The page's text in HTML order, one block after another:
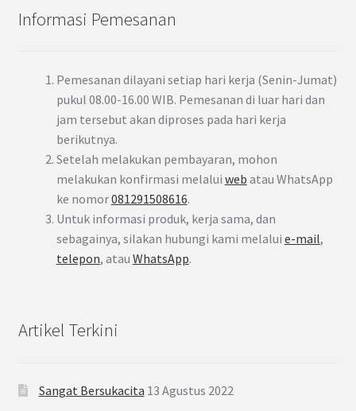
Informasi Pemesanan
Pemesanan dilayani setiap hari kerja (Senin-Jumat)
pukul 08.00-16.00 WIB. Pemesanan di luar hari dan
jam tersebut akan diproses pada hari kerja
berikutnya.
Setelah melakukan pembayaran, mohon
melakukan konfirmasi melalui web atau WhatsApp
ke nomor081291508616.
Untuk informasi produk, kerja sama, dan
sebagainya, silakan hubungi kami melalui e-mail,
telepon, atau WhatsApp.
Artikel Terkini
Sangat Bersukacita 13 Agustus 2022